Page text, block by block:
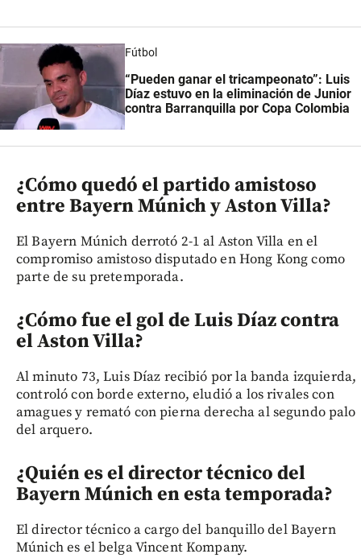
Fútbol
“Pueden ganar el tricampeonato”: Luis
Díaz estuvo en la eliminación de Junior
contra Barranquilla por Copa Colombia
¿Cómo quedó el partido amistoso
entre Bayern Múnich y Aston Villa?
El Bayern Múnich derrotó 2-1 al Aston Villa en el
compromiso amistoso disputado en Hong Kong como
parte de su pretemporada.
¿Cómo fue el gol de Luis Díaz contra
el Aston Villa?
Al minuto 73, Luis Díaz recibió por la banda izquierda,
controló con borde externo, eludió a los rivales con
amagues y remató con pierna derecha al segundo palo
del arquero.
¿Quién es el director técnico del
Bayern Múnich en esta temporada?
El director técnico a cargo del banquillo del Bayern
Múnich es el belga Vincent Kompany.